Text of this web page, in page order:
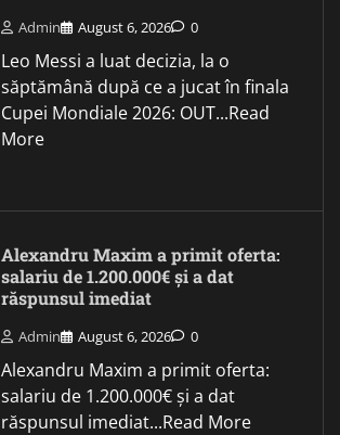
Admin August 6, 2026 0
Leo Messi a luat decizia, la o
săptămână după ce a jucat în finala
Cupei Mondiale 2026: OUT...Read
More
Alexandru Maxim a primit oferta:
salariu de 1.200.000€ și a dat
răspunsul imediat
Admin August 6, 2026 0
Alexandru Maxim a primit oferta:
salariu de 1.200.000€ și a dat
răspunsul imediat...Read More